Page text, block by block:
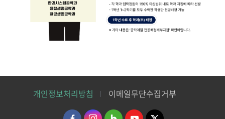
개인정보처리방침 이메일무단수집거부